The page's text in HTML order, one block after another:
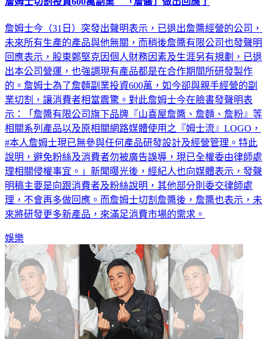
未來所有生產的產品與他無關，而稍後詹醬有限公司也發聲明
回應表示，股東鄭堅克因個人財務因素及生涯另有規劃，已退
出本公司營運，也強調現有產品都是在合作期間所研發製作
的。詹姆士為了詹麵副業投資600萬，如今卻與親手經營的副
業切割，讓消費者相當震驚。對此詹姆士今在臉書發聲明表
示：「詹醬有限公司旗下品牌『山喜屋詹醬、詹麵、詹粉』等
相關系列產品以及原相關網路媒體使用之『姆士流』LOGO，
#本人詹姆士現已無參與任何產品研發設計及經營管理。特此
說明，避免粉絲及消費者勿被廣告誤導，現已全權委由律師處
理相關侵權事宜。」新聞曝光後，經紀人也向媒體表示，發聲
明稿主要是向跟消費者及粉絲說明，其他部分則委交律師處
理，不會再多做回應。而詹姆士切割詹醬後，詹醬也表示，未
來將研發更多新產品，來滿足消費市場的需求。